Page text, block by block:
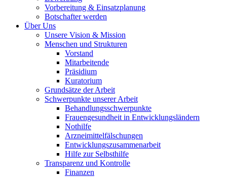
Vorbereitung & Einsatzplanung
Botschafter werden
Über Uns
Unsere Vision & Mission
Menschen und Strukturen
Vorstand
Mitarbeitende
Präsidium
Kuratorium
Grundsätze der Arbeit
Schwerpunkte unserer Arbeit
Behandlungs­schwerpunkte
Frauengesundheit in Entwicklungsländern
Nothilfe
Arzneimittel­fälschungen
Entwicklungs­zusammenarbeit
Hilfe zur Selbsthilfe
Transparenz und Kontrolle
Finanzen